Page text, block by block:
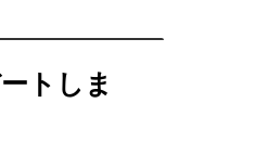
トしま